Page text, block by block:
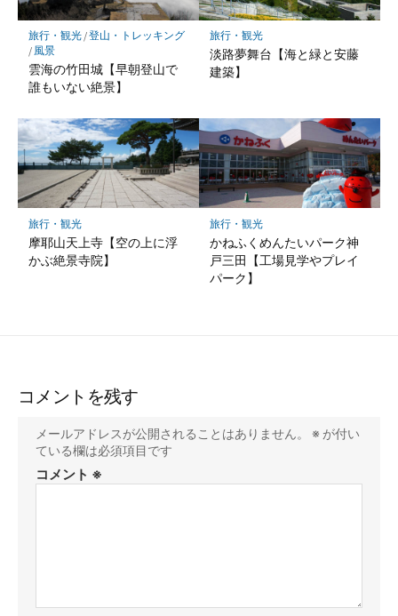
旅行・観光/登山・トレッキング
/ 風景
雲海の竹田城【早朝登山で
誰もいない絶景】
旅行・観光
淡路夢舞台【海と緑と安藤
建築】
旅行・観光
摩耶山天上寺【空の上に浮
かぶ絶景寺院】
旅行・観光
かねふくめんたいパーク神
戸三田【工場見学やプレイ
パーク】
コメントを残す
メールアドレスが公開されることはありません。 ※ が付い
ている欄は必須項目です
コメント ※